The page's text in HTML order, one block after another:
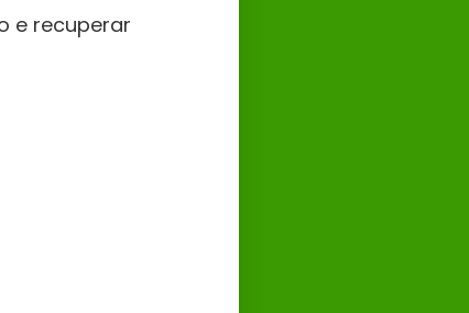
e recuperar